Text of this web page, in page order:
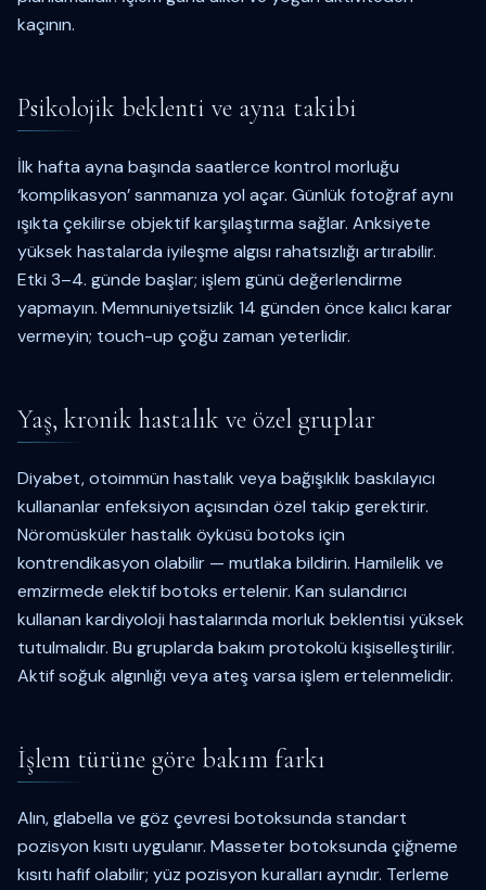
kaçının.
Psikolojik beklenti ve ayna takibi
İlk hafta ayna başında saatlerce kontrol morluğu
‘komplikasyon’ sanmanıza yol açar. Günlük fotoğraf aynı
ışıkta çekilirse objektif karşılaştırma sağlar. Anksiyete
yüksek hastalarda iyileşme algısı rahatsızlığı artırabilir.
Etki 3–4. günde başlar; işlem günü değerlendirme
yapmayın. Memnuniyetsizlik 14 günden önce kalıcı karar
vermeyin; touch-up çoğu zaman yeterlidir.
Yaş, kronik hastalık ve özel gruplar
Diyabet, otoimmün hastalık veya bağışıklık baskılayıcı
kullananlar enfeksiyon açısından özel takip gerektirir.
Nöromüsküler hastalık öyküsü botoks için
kontrendikasyon olabilir — mutlaka bildirin. Hamilelik ve
emzirmede elektif botoks ertelenir. Kan sulandırıcı
kullanan kardiyoloji hastalarında morluk beklentisi yüksek
tutulmalıdır. Bu gruplarda bakım protokolü kişiselleştirilir.
Aktif soğuk algınlığı veya ateş varsa işlem ertelenmelidir.
İşlem türüne göre bakım farkı
Alın, glabella ve göz çevresi botoksunda standart
pozisyon kısıtı uygulanır. Masseter botoksunda çiğneme
kısıtı hafif olabilir; yüz pozisyon kuralları aynıdır. Terleme